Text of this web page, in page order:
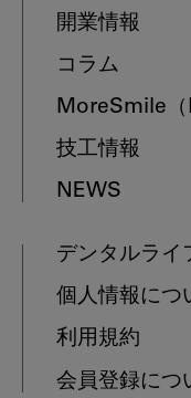
開業情報
コラム
MoreSmile
技工情報
NEWS
デンタルライ
個人情報につ
利用規約
会員登録につ